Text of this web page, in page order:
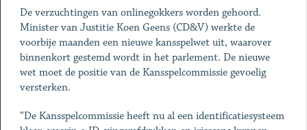
De verzuchtingen van onlinegokkers worden gehoord.
Minister van Justitie Koen Geens (CD&V) werkte de
voorbije maanden een nieuwe kansspelwet uit, waarover
binnenkort gestemd wordt in het parlement. De nieuwe
wet moet de positie van de Kansspelcommissie gevoelig
versterken.
“De Kansspelcommissie heeft nu al een identificatiesysteem